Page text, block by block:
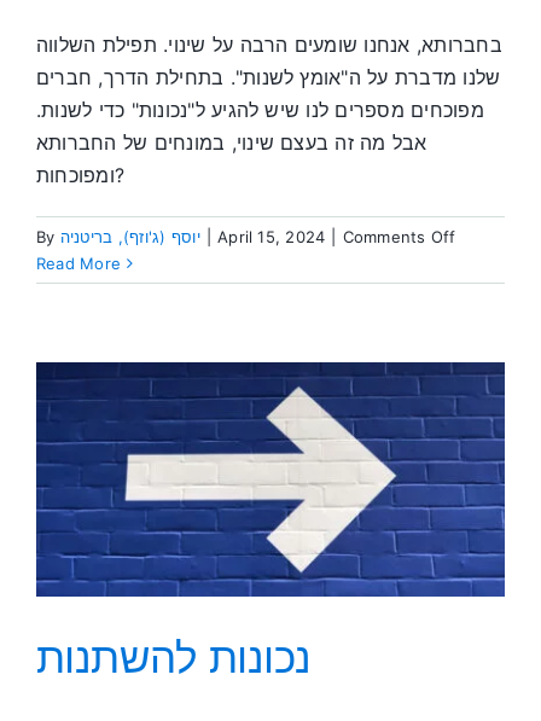
בחברותא, אנחנו שומעים הרבה על שינוי. תפילת השלווה
שלנו מדברת על ה"אומץ לשנות". בתחילת הדרך, חברים
מפוכחים מספרים לנו שיש להגיע ל"נכונות" כדי לשנות.
אבל מה זה בעצם שינוי, במונחים של החברותא
ומפוכחות?
By יוסף (ג'וזף), בריטניה April 15, 2024 Comments Offon
כפעולה
Read More
נכונות להשתנות